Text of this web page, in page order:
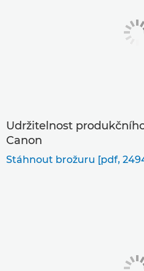
Udržitelnost
Canon
Stáhnout brožuru [pdf,